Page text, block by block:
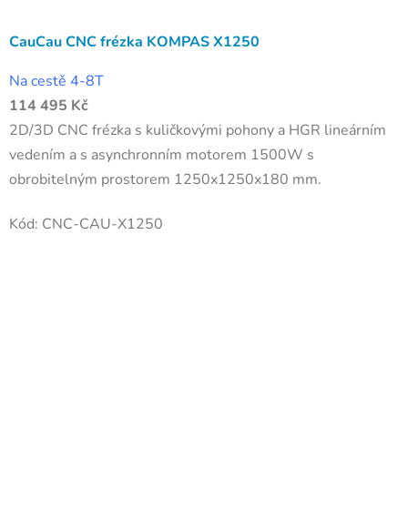
CauCau CNC frézka KOMPAS X1250
Na cestě 4-8T
114 495 Kč
2D/3D CNC frézka s kuličkovými pohony a HGR lineárním
vedením a s asynchronním motorem 1500W s
obrobitelným prostorem 1250x1250x180 mm.
Kód: CNC-CAU-X1250